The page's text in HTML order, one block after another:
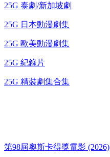
25G 泰劇/新加坡劇
25G 日本動漫劇集
25G 歐美動漫劇集
25G 紀錄片
25G 精裝劇集合集
第98屆奧斯卡得獎電影 (2026)